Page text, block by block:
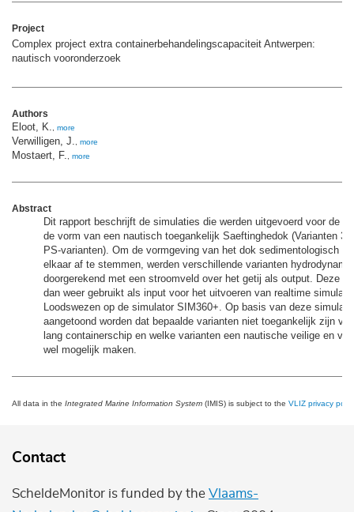
Project
Complex project extra containerbehandelingscapaciteit Antwerpen:
nautisch vooronderzoek
Authors
Eloot, K., more
Verwilligen, J., more
Mostaert, F., more
Abstract
Dit rapport beschrijft de simulaties die werden uitgevoerd voor de
de vorm van een nautisch toegankelijk Saeftinghedok (Varianten 3
PS-varianten). Om de vormgeving van het dok sedimentologisch
elkaar af te stemmen, werden verschillende varianten
doorgerekend met een stroomveld over het getij als output. Deze
dan weer gebruikt als input voor het uitvoeren van realtime
Loodswezen op de simulator SIM360+. Op basis van deze
aangetoond worden dat bepaalde varianten niet toegankelijk zijn
lang containerschip en welke varianten een nautische veilige en
wel mogelijk maken.
All data in the Integrated Marine Information System (IMIS) is subject to the VLIZ privacy
Contact
ScheldeMonitor is funded by the Vlaams-